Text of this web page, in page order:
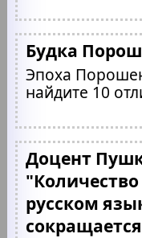
Будка
Эпоха
найдите 10
Доцент
русском